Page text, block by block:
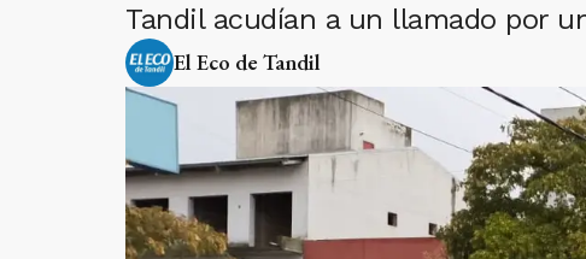
Tandil acudían a un llamado por
El Eco de Tandil